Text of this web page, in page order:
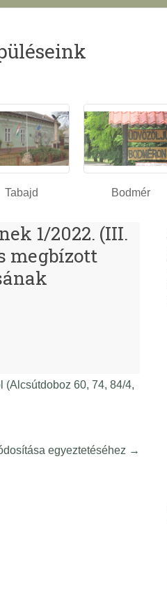
Tabajd Bodmér
1/2022. (III.
megbízott
(Alcsútdoboz 60, 74, 84/4,
egyeztetéséhez →